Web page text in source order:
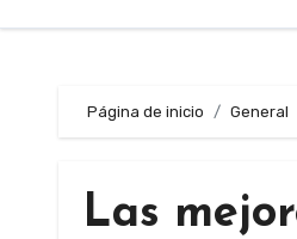
Página de inicio General
Las